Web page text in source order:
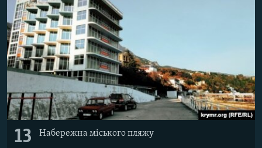
13 Набережна міського пляжу